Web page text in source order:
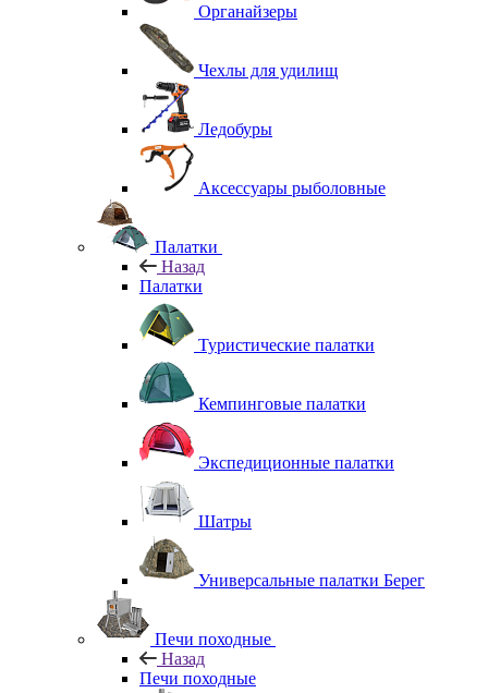
Органайзеры
Чехлы для удилищ
Ледобуры
Аксессуары рыболовные
Палатки
Назад
Палатки
Туристические палатки
Кемпинговые палатки
Экспедиционные палатки
Шатры
Универсальные палатки Берег
Печи походные
Назад
Печи походные